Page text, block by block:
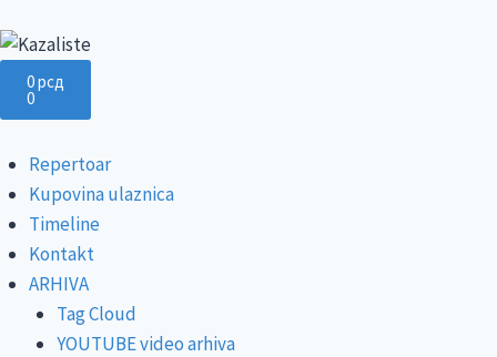
0рсд
0
Repertoar
Kupovina ulaznica
Timeline
Kontakt
ARHIVA
Tag Cloud
YOUTUBE video arhiva